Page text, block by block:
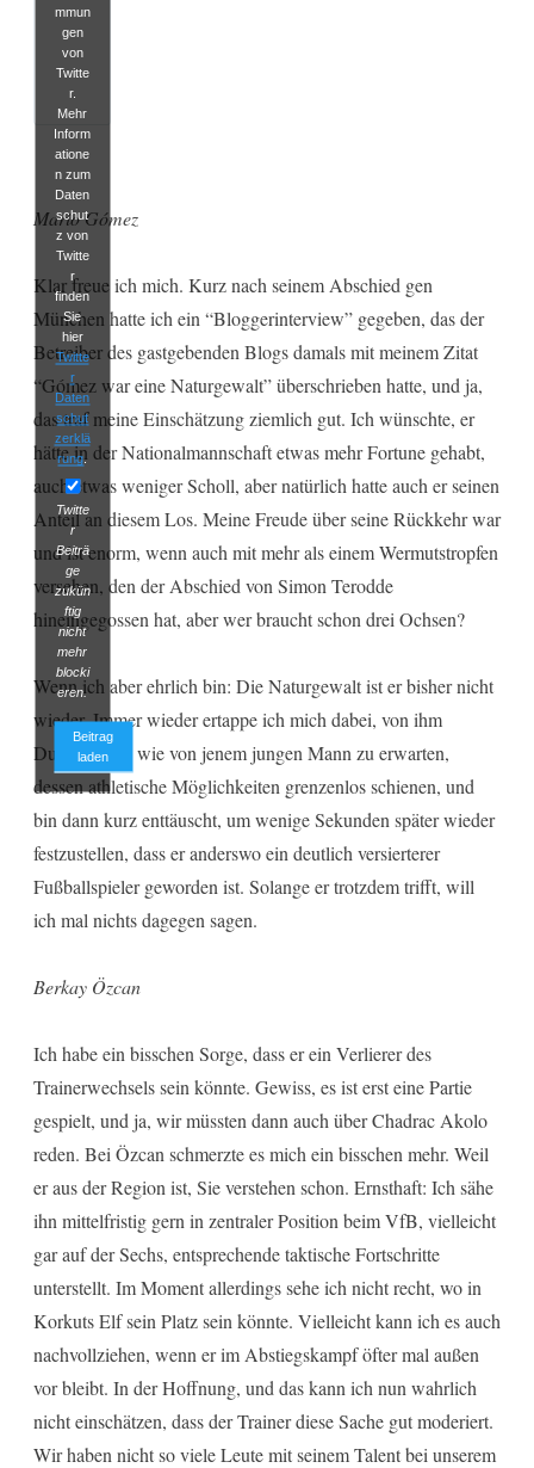
mmun
gen
von
Twitte
r.
Mehr
Inform
atione
n zum
Daten
schut
z von
Twitte
r
finden
Sie
hier
Twitte
r
Daten
schut
zerklä
rung.
Twitte
r
Beiträ
ge
zukün
ftig
nicht
mehr
blocki
eren.
Beitrag
laden
Mario Gómez
Klar freue ich mich. Kurz nach seinem Abschied gen
München hatte ich ein “Bloggerinterview” gegeben, das der
Betreiber des gastgebenden Blogs damals mit meinem Zitat
“Gómez war eine Naturgewalt” überschrieben hatte, und ja,
das traf meine Einschätzung ziemlich gut. Ich wünschte, er
hätte in der Nationalmannschaft etwas mehr Fortune gehabt,
auch etwas weniger Scholl, aber natürlich hatte auch er seinen
Anteil an diesem Los. Meine Freude über seine Rückkehr war
und ist enorm, wenn auch mit mehr als einem Wermutstropfen
versehen, den der Abschied von Simon Terodde
hineingegossen hat, aber wer braucht schon drei Ochsen?
Wenn ich aber ehrlich bin: Die Naturgewalt ist er bisher nicht
wieder. Immer wieder ertappe ich mich dabei, von ihm
Durchbrüche wie von jenem jungen Mann zu erwarten,
dessen athletische Möglichkeiten grenzenlos schienen, und
bin dann kurz enttäuscht, um wenige Sekunden später wieder
festzustellen, dass er anderswo ein deutlich versierterer
Fußballspieler geworden ist. Solange er trotzdem trifft, will
ich mal nichts dagegen sagen.
Berkay Özcan
Ich habe ein bisschen Sorge, dass er ein Verlierer des
Trainerwechsels sein könnte. Gewiss, es ist erst eine Partie
gespielt, und ja, wir müssten dann auch über Chadrac Akolo
reden. Bei Özcan schmerzte es mich ein bisschen mehr. Weil
er aus der Region ist, Sie verstehen schon. Ernsthaft: Ich sähe
ihn mittelfristig gern in zentraler Position beim VfB, vielleicht
gar auf der Sechs, entsprechende taktische Fortschritte
unterstellt. Im Moment allerdings sehe ich nicht recht, wo in
Korkuts Elf sein Platz sein könnte. Vielleicht kann ich es auch
nachvollziehen, wenn er im Abstiegskampf öfter mal außen
vor bleibt. In der Hoffnung, und das kann ich nun wahrlich
nicht einschätzen, dass der Trainer diese Sache gut moderiert.
Wir haben nicht so viele Leute mit seinem Talent bei unserem